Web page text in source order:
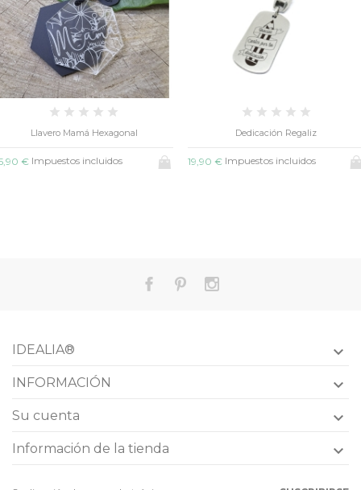
Llavero Mamá Hexagonal
€Impuestos incluidos
Dedicación Regaliz
19,90 €Impuestos incluidos
IDEALIA® 
INFORMACIÓN 
Su cuenta 
Información de la tienda 